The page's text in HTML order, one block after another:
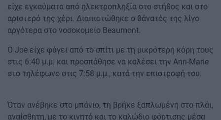
είχε εγκαύματα από ηλεκτροπληξία στο στήθος και στο
αριστερό της χέρι. Διαπιστώθηκε ο θάνατός της λίγο
αργότερα στο νοσοκομείο Beaumont.
Ο Joe είχε φύγει από το σπίτι με τη μικρότερη κόρη τους
στις 6:40 μ.μ. και προσπάθησε να καλέσει την Ann-Marie
στο τηλέφωνο στις 7:58 μ.μ., κατά την επιστροφή του.
Όταν ανέβηκε στο μπάνιο, τη βρήκε ξαπλωμένη στο πλάι,
αναίσθητη, με το κινητό και το καλώδιο φόρτισης μέσα